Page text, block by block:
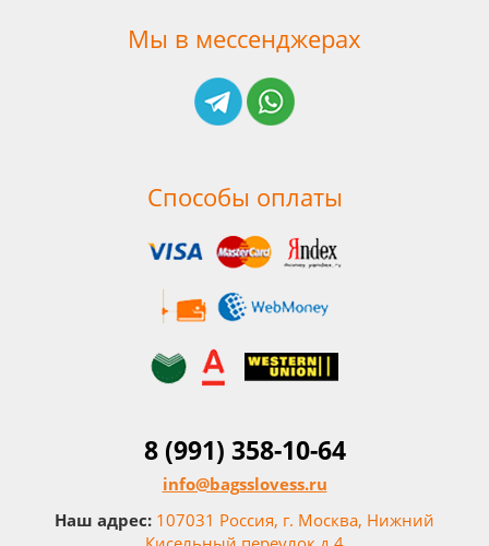
Мы в мессенджерах
Способы оплаты
8 (991) 358-10-64
info@bagsslovess.ru
Наш адрес: 107031 Россия, г. Москва, Нижний